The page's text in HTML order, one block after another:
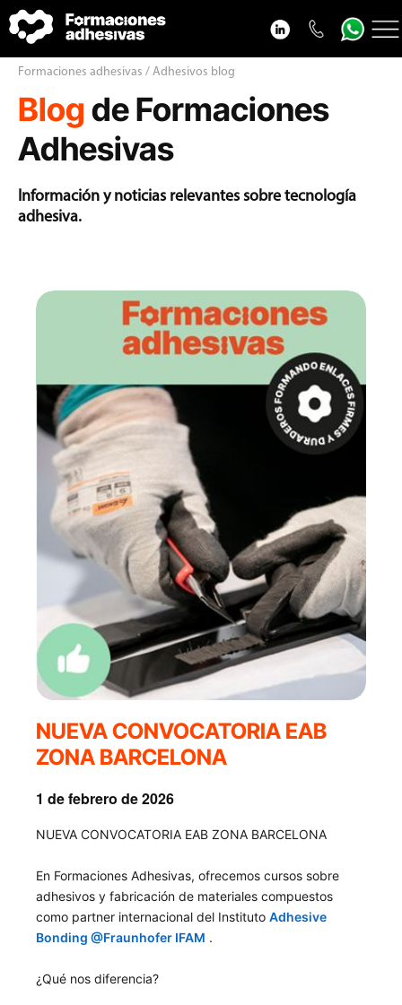
Cursos adhesivos
Adhesivos blog
VideoPodcast adhesivos
Nosotros
Contacto
Formaciones adhesivas / Adhesivos blog
Blog de Formaciones
Adhesivas
Información y noticias relevantes sobre tecnología
adhesiva.
NUEVA CONVOCATORIA EAB
ZONA BARCELONA
1 de febrero de 2026
NUEVA CONVOCATORIA EAB ZONA BARCELONA
En Formaciones Adhesivas, ofrecemos cursos sobre
adhesivos y fabricación de materiales compuestos
como partner internacional del Instituto Adhesive
Bonding @Fraunhofer IFAM .
¿Qué nos diferencia?